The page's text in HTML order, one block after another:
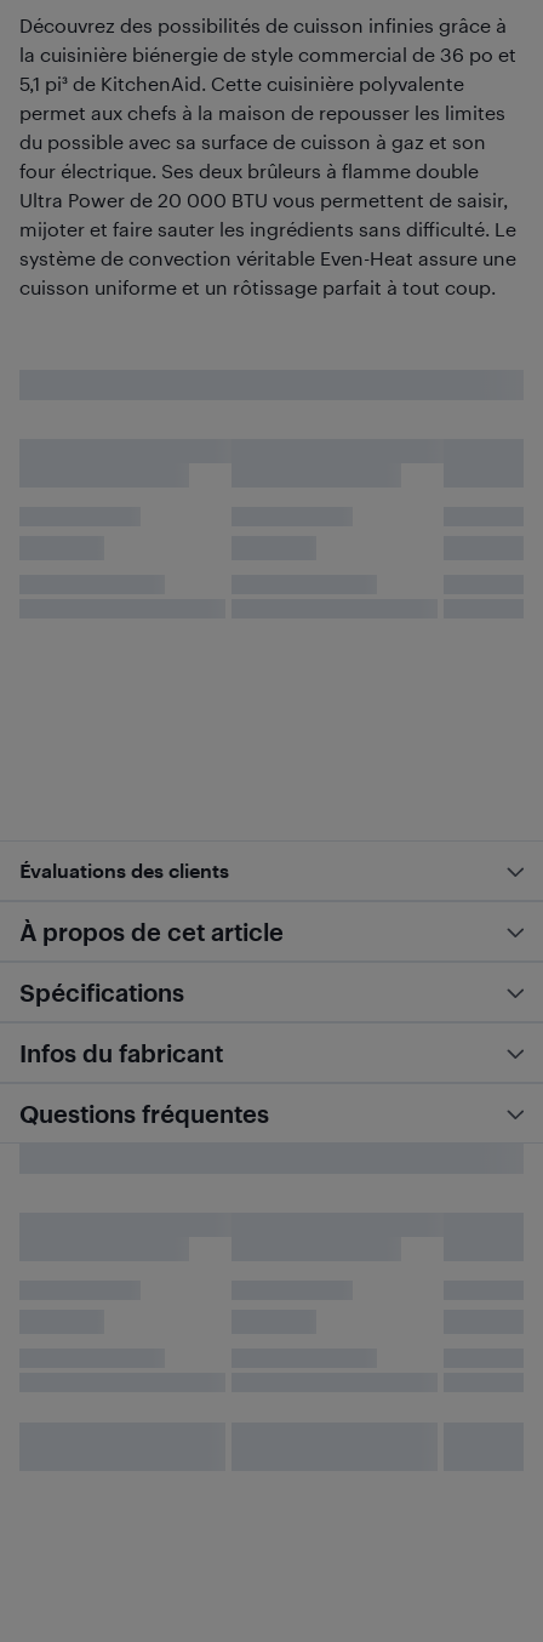
Découvrez des possibilités de cuisson infinies grâce à
la cuisinière biénergie de style commercial de 36 po et
5,1 pi³ de KitchenAid. Cette cuisinière polyvalente
permet aux chefs à la maison de repousser les limites
du possible avec sa surface de cuisson à gaz et son
four électrique. Ses deux brûleurs à flamme double
Ultra Power de 20 000 BTU vous permettent de saisir,
mijoter et faire sauter les ingrédients sans difficulté. Le
système de convection véritable Even-Heat assure une
cuisson uniforme et un rôtissage parfait à tout coup.
Évaluations des clients
À propos de cet article
Spécifications
Infos du fabricant
Questions fréquentes